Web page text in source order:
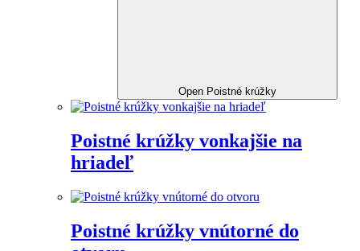
Open Poistné krúžky
Poistné krúžky vonkajšie na
hriadeľ
Poistné krúžky vnútorné do